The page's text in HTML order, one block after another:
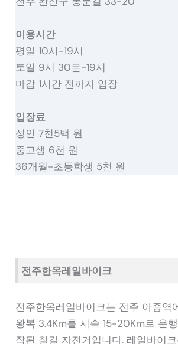
이용시간
평일 10시-19시
토일 9시 30분-19시
마감 1시간 전까지 입장
입장료
성인 7천5백 원
중고생 6천 원
36개월-초등학생 5천 원
전주한옥레일바이크
전주한옥레일바이크는 전주 아중역
왕복 3.4Km를 시속 15-20Km로 운
작된 철길 자전거입니다. 레일바이